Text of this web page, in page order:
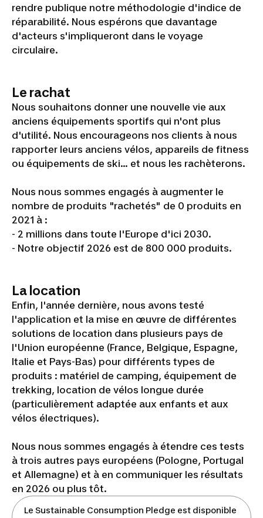
rendre publique notre méthodologie d'indice de
réparabilité. Nous espérons que davantage
d'acteurs s'impliqueront dans le voyage
circulaire.
Le rachat
Nous souhaitons donner une nouvelle vie aux
anciens équipements sportifs qui n'ont plus
d'utilité. Nous encourageons nos clients à nous
rapporter leurs anciens vélos, appareils de fitness
ou équipements de ski... et nous les rachèterons.
Nous nous sommes engagés à augmenter le
nombre de produits "rachetés" de 0 produits en
2021 à :
- 2 millions dans toute l'Europe d'ici 2030.
- Notre objectif 2026 est de 800 000 produits.
La location
Enfin, l'année dernière, nous avons testé
l'application et la mise en œuvre de différentes
solutions de location dans plusieurs pays de
l'Union européenne (France, Belgique, Espagne,
Italie et Pays-Bas) pour différents types de
produits : matériel de camping, équipement de
trekking, location de vélos longue durée
(particulièrement adaptée aux enfants et aux
vélos électriques).
Nous nous sommes engagés à étendre ces tests
à trois autres pays européens (Pologne, Portugal
et Allemagne) et à en communiquer les résultats
en 2026 ou plus tôt.
Le Sustainable Consumption Pledge est disponible